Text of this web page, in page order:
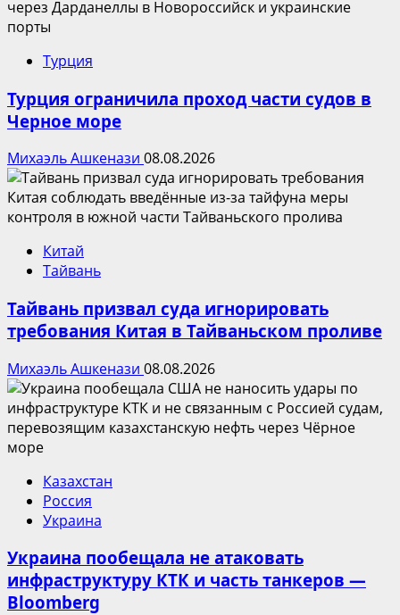
Турция
Турция ограничила проход части судов в
Черное море
Михаэль Ашкенази 08.08.2026
Китай
Тайвань
Тайвань призвал суда игнорировать
требования Китая в Тайваньском проливе
Михаэль Ашкенази 08.08.2026
Казахстан
Россия
Украина
Украина пообещала не атаковать
инфраструктуру КТК и часть танкеров —
Bloomberg